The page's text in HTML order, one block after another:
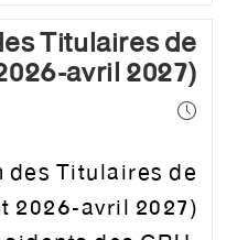
Titulaires de
avril 2027)
Titulaires de
2026-avril 2027)